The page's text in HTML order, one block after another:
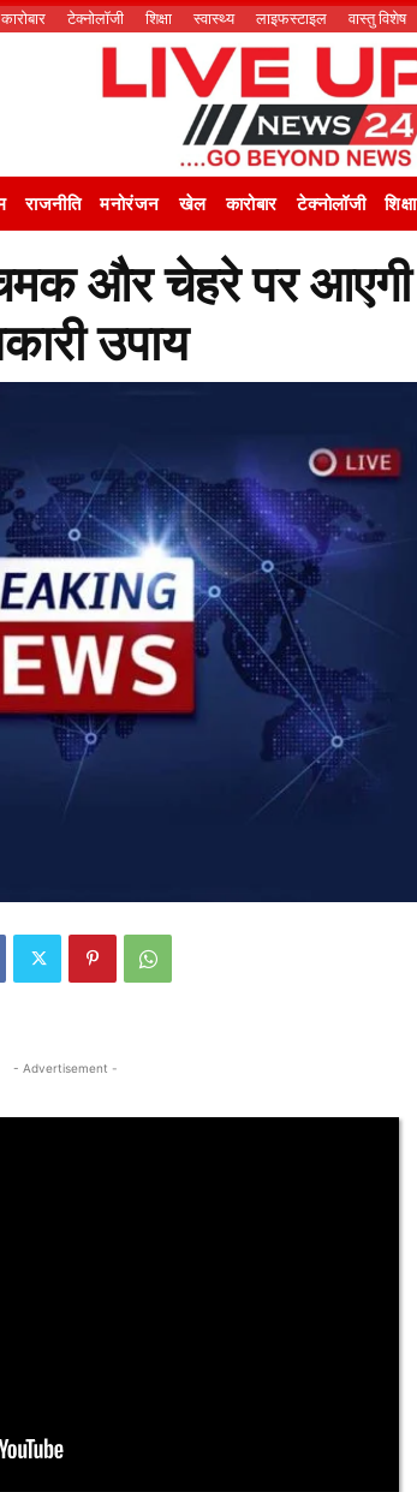
कारोबार टेक्नोलॉजी शिक्षा स्वास्थ्य लाइफस्टाइल वास्तु विशेष
राजनीति मनोरंजन खेल कारोबार टेक्नोलॉजी शिक्षा
और चेहरे पर आएगी
उपाय
- Advertisement -